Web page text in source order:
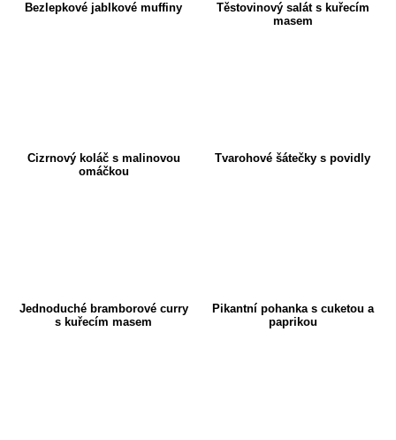
Bezlepkové jablkové muffiny
Těstovinový salát s kuřecím
masem
Cizrnový koláč s malinovou
omáčkou
Tvarohové šátečky s povidly
Jednoduché bramborové curry
s kuřecím masem
Pikantní pohanka s cuketou a
paprikou